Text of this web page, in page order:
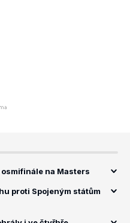
na Masters
proti Spojeným státům